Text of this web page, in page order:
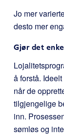
Jo mer
desto mer
Gjør det
å forstå.
når de
tilgjengelige
inn.
sømløs og